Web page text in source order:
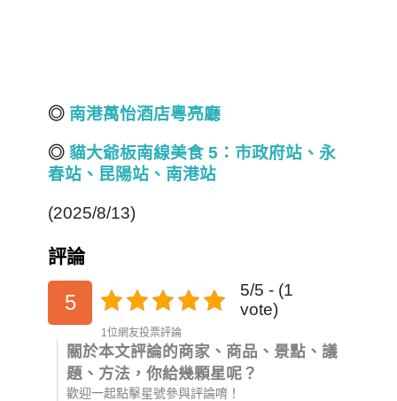
◎ 南港萬怡酒店粵亮廳
◎ 貓大爺板南線美食 5 ：市政府站、永
春站、昆陽站、南港站
(2025/8/13)
評論
5
5/5 - (1
vote)
1位網友投票評論
關於本文評論的商家、商品、景點、議
題、方法，你給幾顆星呢？
歡迎一起點擊星號參與評論唷！